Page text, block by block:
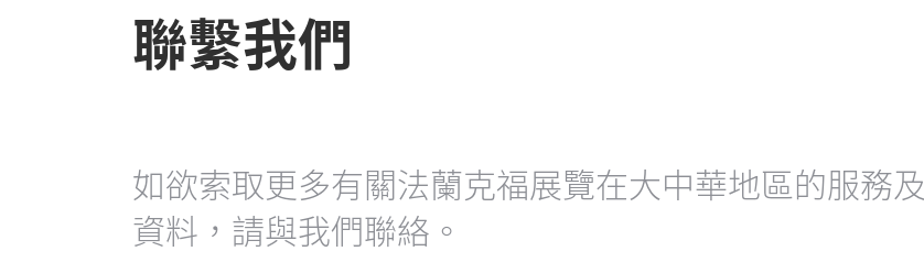
聯繫我們
如欲索取更多有關法蘭克福展覽在大中華地區的服務及
資料，請與我們聯絡。